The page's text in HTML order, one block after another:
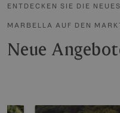
ENTDECKEN SIE DIE
MARBELLA AUF DEN
Neue